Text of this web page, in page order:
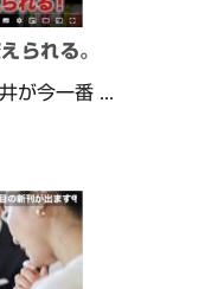
られる。
が今一番 ...